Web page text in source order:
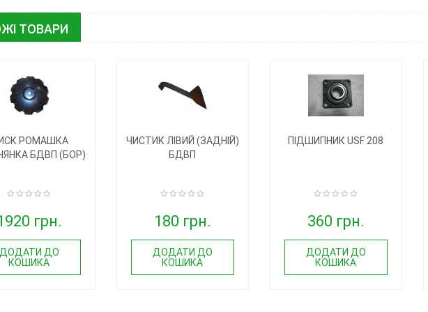
ТОВАРИ
РОМАШКА
БДВП (БОР)
грн.
ДОДАТИ ДО
КОШИКА
ЧИСТИК ЛІВИЙ (ЗАДНІЙ)
БДВП
180 грн.
ДОДАТИ ДО
КОШИКА
ПІДШИПНИК USF 208
360 грн.
ДОДАТИ ДО
КОШИКА